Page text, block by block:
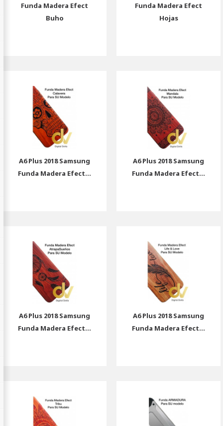
Funda Madera Efect
Buho
Funda Madera Efect
Hojas
A6 Plus 2018 Samsung
Funda Madera Efect...
A6 Plus 2018 Samsung
Funda Madera Efect...
A6 Plus 2018 Samsung
Funda Madera Efect...
A6 Plus 2018 Samsung
Funda Madera Efect...